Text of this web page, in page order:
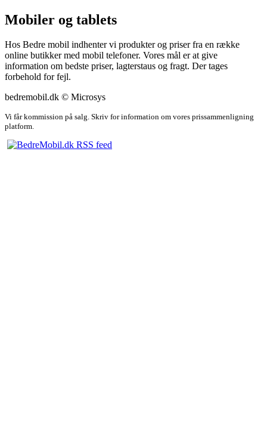
Mobiler og tablets
Hos Bedre mobil indhenter vi produkter og priser fra en række
online butikker med mobil telefoner. Vores mål er at give
information om bedste priser, lagterstaus og fragt. Der tages
forbehold for fejl.
bedremobil.dk © Microsys
Vi får kommission på salg. Skriv for information om vores prissammenligning
platform.